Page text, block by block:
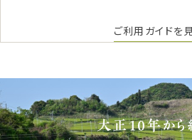
ご利用ガイドを
大正10年から